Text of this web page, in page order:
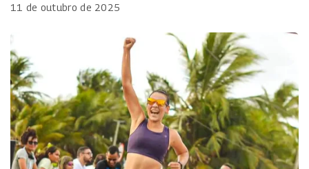
11 de outubro de 2025